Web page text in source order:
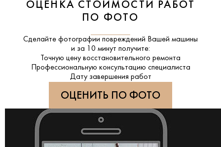
ОЦЕНКА СТОИМОСТИ РАБОТ
ПО ФОТО
Сделайте фотографии повреждений Вашей машины
и за 10 минут получите:
Точную цену восстановительного ремонта
Профессиональную консультацию специалиста
Дату завершения работ
ОЦЕНИТЬ ПО ФОТО